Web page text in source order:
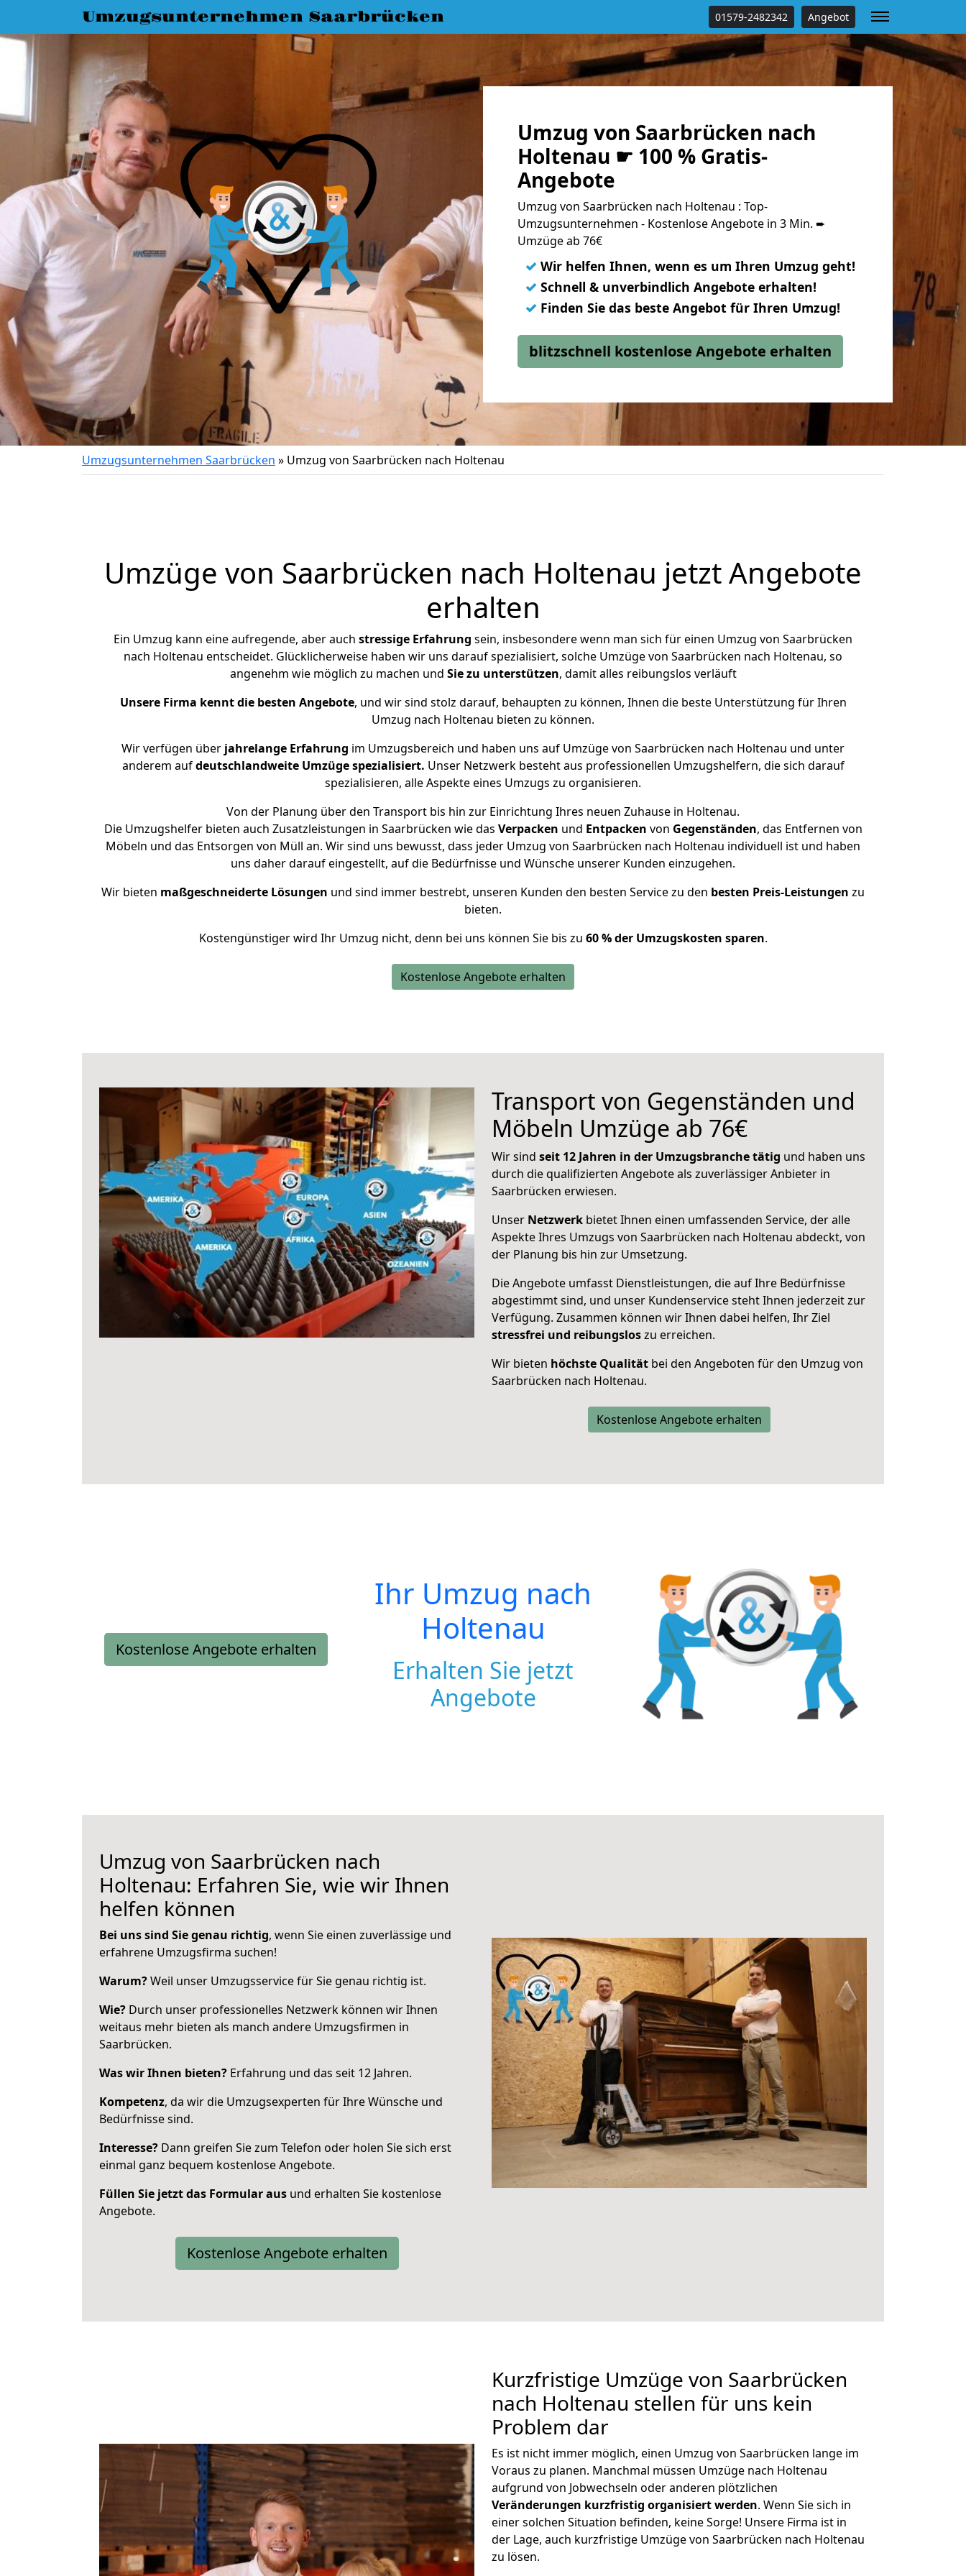
Umzugsunternehmen Saarbrücken 01579-2482342 Angebot
Umzug von Saarbrücken nach
Holtenau ☛ 100 % Gratis-
Angebote
Umzug von Saarbrücken nach Holtenau : Top-
Umzugsunternehmen - Kostenlose Angebote in 3 Min. ➨
Umzüge ab 76€
✓ Wir helfen Ihnen, wenn es um Ihren Umzug geht!
✓ Schnell & unverbindlich Angebote erhalten!
✓ Finden Sie das beste Angebot für Ihren Umzug!
blitzschnell kostenlose Angebote erhalten
Umzugsunternehmen Saarbrücken » Umzug von Saarbrücken nach Holtenau
Umzüge von Saarbrücken nach Holtenau jetzt Angebote
erhalten
Ein Umzug kann eine aufregende, aber auch stressige Erfahrung sein, insbesondere wenn man sich für einen Umzug von Saarbrücken
nach Holtenau entscheidet. Glücklicherweise haben wir uns darauf spezialisiert, solche Umzüge von Saarbrücken nach Holtenau, so
angenehm wie möglich zu machen und Sie zu unterstützen, damit alles reibungslos verläuft
Unsere Firma kennt die besten Angebote, und wir sind stolz darauf, behaupten zu können, Ihnen die beste Unterstützung für Ihren
Umzug nach Holtenau bieten zu können.
Wir verfügen über jahrelange Erfahrung im Umzugsbereich und haben uns auf Umzüge von Saarbrücken nach Holtenau und unter
anderem aufdeutschlandweite Umzüge spezialisiert. Unser Netzwerk besteht aus professionellen Umzugshelfern, die sich darauf
spezialisieren, alle Aspekte eines Umzugs zu organisieren.
Von der Planung über den Transport bis hin zur Einrichtung Ihres neuen Zuhause in Holtenau.
Die Umzugshelfer bieten auch Zusatzleistungen in Saarbrücken wie das Verpacken und Entpacken von Gegenständen, das Entfernen von
Möbeln und das Entsorgen von Müll an. Wir sind uns bewusst, dass jeder Umzug von Saarbrücken nach Holtenau individuell ist und haben
uns daher darauf eingestellt, auf die Bedürfnisse und Wünsche unserer Kunden einzugehen.
Wir bieten maßgeschneiderte Lösungen und sind immer bestrebt, unseren Kunden den besten Service zu den besten Preis-Leistungen zu
bieten.
Kostengünstiger wird Ihr Umzug nicht, denn bei uns können Sie bis zu 60 % der Umzugskosten sparen.
Kostenlose Angebote erhalten
Transport von Gegenständen und
Möbeln Umzüge ab 76€
Wir sind seit 12 Jahren in der Umzugsbranche tätig und haben uns
durch die qualifizierten Angebote als zuverlässiger Anbieter in
Saarbrücken erwiesen.
Unser Netzwerk bietet Ihnen einen umfassenden Service, der alle
Aspekte Ihres Umzugs von Saarbrücken nach Holtenau abdeckt, von
der Planung bis hin zur Umsetzung.
Die Angebote umfasst Dienstleistungen, die auf Ihre Bedürfnisse
abgestimmt sind, und unser Kundenservice steht Ihnen jederzeit zur
Verfügung. Zusammen können wir Ihnen dabei helfen, Ihr Ziel
stressfrei und reibungsloszu erreichen.
Wir bieten höchste Qualität bei den Angeboten für den Umzug von
Saarbrücken nach Holtenau.
Kostenlose Angebote erhalten
Kostenlose Angebote erhalten
Ihr Umzug nach
Holtenau
Erhalten Sie jetzt
Angebote
Umzug von Saarbrücken nach
Holtenau: Erfahren Sie, wie wir Ihnen
helfen können
Bei uns sind Sie genau richtig, wenn Sie einen zuverlässige und
erfahrene Umzugsfirma suchen!
Warum?Weil unser Umzugsservice für Sie genau richtig ist.
Wie? Durch unser professionelles Netzwerk können wir Ihnen
weitaus mehr bieten als manch andere Umzugsfirmen in
Saarbrücken.
Was wir Ihnen bieten? Erfahrung und das seit 12 Jahren.
Kompetenz, da wir die Umzugsexperten für Ihre Wünsche und
Bedürfnisse sind.
Interesse? Dann greifen Sie zum Telefon oder holen Sie sich erst
einmal ganz bequem kostenlose Angebote.
Füllen Sie jetzt das Formular aus und erhalten Sie kostenlose
Angebote.
Kostenlose Angebote erhalten
Kurzfristige Umzüge von Saarbrücken
nach Holtenau stellen für uns kein
Problem dar
Es ist nicht immer möglich, einen Umzug von Saarbrücken lange im
Voraus zu planen. Manchmal müssen Umzüge nach Holtenau
aufgrund von Jobwechseln oder anderen plötzlichen
Veränderungen kurzfristig organisiert werden. Wenn Sie sich in
einer solchen Situation befinden, keine Sorge! Unsere Firma ist in
der Lage, auch kurzfristige Umzüge von Saarbrücken nach Holtenau
zu lösen.